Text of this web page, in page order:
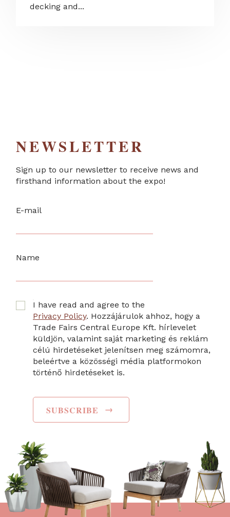
decking and...
NEWSLETTER
Sign up to our newsletter to receive news and
firsthand information about the expo!
E-mail
Name
I have read and agree to the
Privacy Policy. Hozzájárulok ahhoz, hogy a
Trade Fairs Central Europe Kft. hírlevelet
küldjön, valamint saját marketing és reklám
célú hirdetéseket jelenítsen meg számomra,
beleértve a közösségi média platformokon
történő hirdetéseket is.
SUBSCRIBE →